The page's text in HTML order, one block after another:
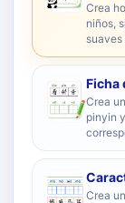
Crea
niños,
suaves
Ficha
Crea
pinyin
Crea